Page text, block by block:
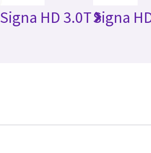
Signa HD 3.0TSigna